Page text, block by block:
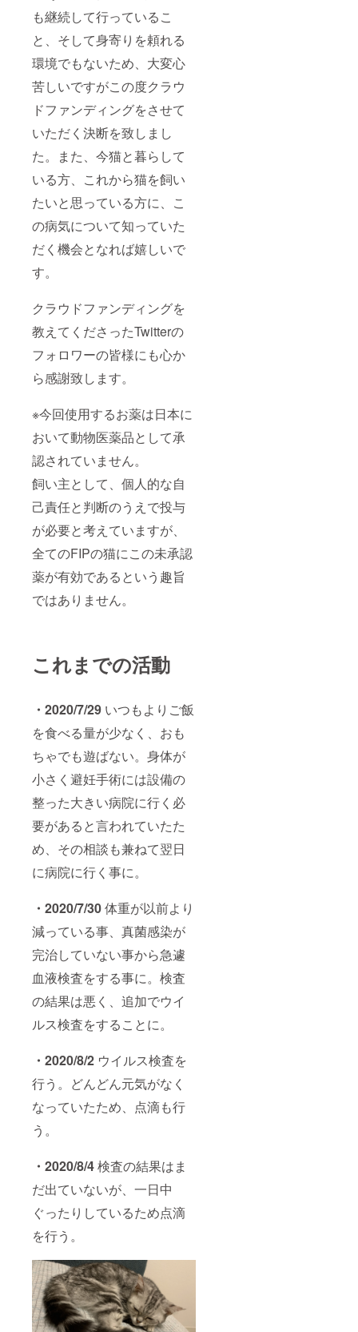
も継続して行っているこ
と、そして身寄りを頼れる
環境でもないため、大変心
苦しいですがこの度クラウ
ドファンディングをさせて
いただく決断を致しまし
た。また、今猫と暮らして
いる方、これから猫を飼い
たいと思っている方に、こ
の病気について知っていた
だく機会となれば嬉しいで
す。
クラウドファンディングを
教えてくださったTwitterの
フォロワーの皆様にも心か
ら感謝致します。
※今回使用するお薬は日本に
おいて動物医薬品として承
認されていません。
飼い主として、個人的な自
己責任と判断のうえで投与
が必要と考えていますが、
全てのFIPの猫にこの未承認
薬が有効であるという趣旨
ではありません。
これまでの活動
・ 2020/7/29 いつもよりご飯
を食べる量が少なく、おも
ちゃでも遊ばない。身体が
小さく避妊手術には設備の
整った大きい病院に行く必
要があると言われていたた
め、その相談も兼ねて翌日
に病院に行く事に。
・ 2020/7/30体重が以前より
減っている事、真菌感染が
完治していない事から急遽
血液検査をする事に。検査
の結果は悪く、追加でウイ
ルス検査をすることに。
・2020/8/2 ウイルス検査を
行う。どんどん元気がなく
なっていたため、点滴も行
う。
・2020/8/4検査の結果はま
だ出ていないが、一日中
ぐったりしているため点滴
を行う。